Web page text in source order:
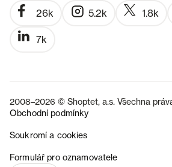
26k 5.2k 1.8k
7k
2008–2026 © Shoptet, a.s. Všechna
Obchodní podmínky
Soukromí a cookies
Formulář pro oznamovatele